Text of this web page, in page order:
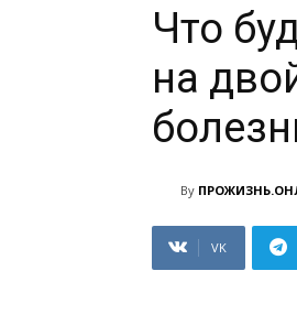
Что
на
By
VK